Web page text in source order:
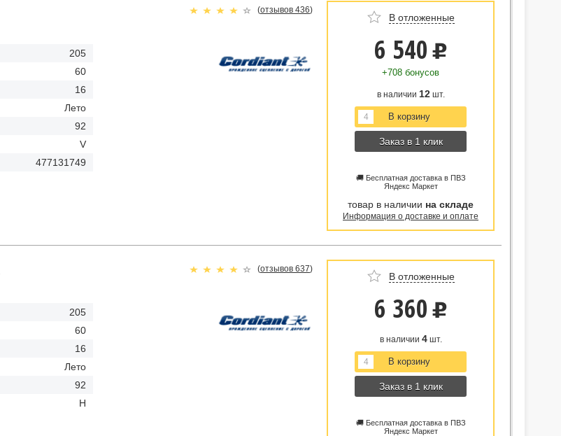
(отзывов 436)
205
60
16
Лето
92
V
477131749
В отложенные
6 540 u
+708 бонусов
в наличии 12шт.
Заказ в 1 клик
🚚 Бесплатная доставка в ПВЗ
Яндекс Маркет
товар в наличии на складе
Информация о доставке и оплате
(отзывов 637)
205
60
16
Лето
92
H
В отложенные
6 360 u
в наличии 4шт.
Заказ в 1 клик
🚚 Бесплатная доставка в ПВЗ
Яндекс Маркет